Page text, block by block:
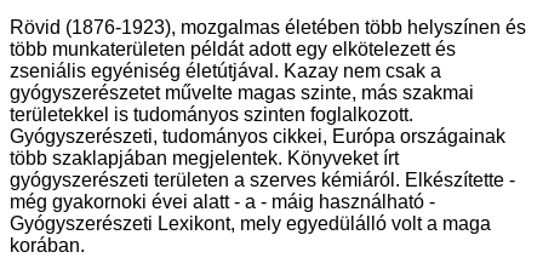
Rövid (1876-1923), mozgalmas életében több helyszínen és
több munkaterületen példát adott egy elkötelezett és
zseniális egyéniség életútjával. Kazay nem csak a
gyógyszerészetet művelte magas szinte, más szakmai
területekkel is tudományos szinten foglalkozott.
Gyógyszerészeti, tudományos cikkei, Európa országainak
több szaklapjában megjelentek. Könyveket írt
gyógyszerészeti területen a szerves kémiáról. Elkészítette -
még gyakornoki évei alatt - a - máig használható -
Gyógyszerészeti Lexikont, mely egyedülálló volt a maga
korában.